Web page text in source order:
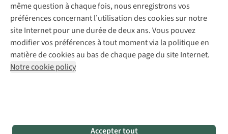
même question à chaque fois, nous enregistrons vos
préférences concernant l’utilisation des cookies sur notre
site Internet pour une durée de deux ans. Vous pouvez
modifier vos préférences à tout moment via la politique en
matière de cookies au bas de chaque page du site Internet.
Notre cookie policy
Accepter tout
Mentions légales
Politique de confidentialité
Conditions générales
Cookie Policy